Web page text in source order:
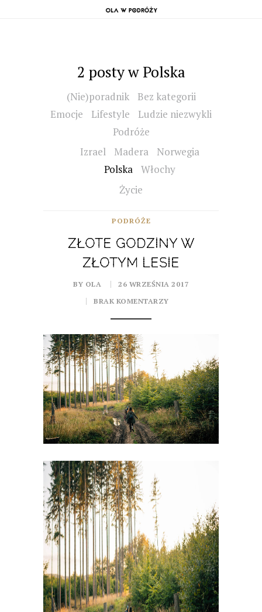
2 posty w Polska
(Nie)poradnik
Bez kategorii
Emocje
Lifestyle
Ludzie niezwykli
Podróże
Izrael
Madera
Norwegia
Polska
Włochy
Życie
PODRÓŻE
ZŁOTE GODZINY W
ZŁOTYM LESIE
BY OLA
26 WRZEŚNIA 2017
BRAK KOMENTARZY